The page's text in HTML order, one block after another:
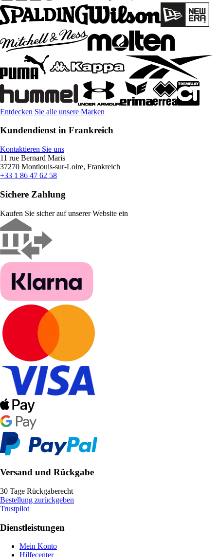
Entdecken Sie alle unsere Marken
Kundendienst in Frankreich
Kontaktieren Sie uns
11 rue Bernard Maris
37270 Montlouis-sur-Loire, Frankreich
+33 1 86 47 62 58
Sichere Zahlung
Kaufen Sie sicher auf unserer Website ein
Versand und Rückgabe
30 Tage Rückgaberecht
Bestellung zurückgeben
Trustpilot
Dienstleistungen
Mein Konto
Hilfecenter